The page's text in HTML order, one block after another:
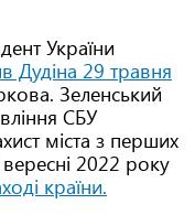
України
Дудіна 29 травня
Зеленський
СБУ
міста з перших
2022 року
країни.